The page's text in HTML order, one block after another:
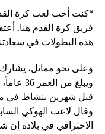
“كنت أحب لعب كرة
فريق كرة القدم هنا.
هذه البطولات في
وعلى نحو مماثل، يشارك
ويبلغ
قبل شهرين بنشاط في
وقال لاعب الهوكي
الاحترافي في بلاده إن